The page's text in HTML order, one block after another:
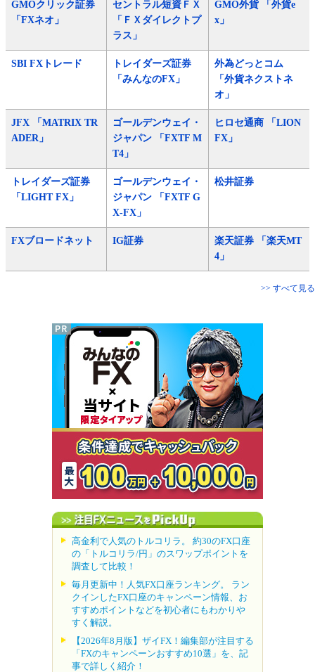
GMOクリック証券
「FXネオ」
セントラル短資ＦＸ
「ＦＸダイレクトプ
ラス」
GMO外貨 「外貨e
x」
SBI FXトレード
トレイダーズ証券
「みんなのFX」
外為どっとコム
「外貨ネクストネ
オ」
JFX 「MATRIX TR
ADER」
ゴールデンウェイ・
ジャパン 「FXTF M
T4」
ヒロセ通商 「LION
FX」
トレイダーズ証券
「LIGHT FX」
ゴールデンウェイ・
ジャパン 「FXTF G
X-FX」
松井証券
FXブロードネット IG証券
楽天証券 「楽天MT
4」
>> すべて見る
高金利で人気のトルコリラ。 約30のFX口座
の「トルコリラ/円」のスワップポイントを
調査して比較！
毎月更新中！人気FX口座ランキング。 ラン
クインしたFX口座のキャンペーン情報、お
すすめポイントなどを初心者にもわかりや
すく解説。
【2026年8月版】ザイFX！編集部が注目する
「FXのキャンペーンおすすめ10選」を、記
事で詳しく紹介！